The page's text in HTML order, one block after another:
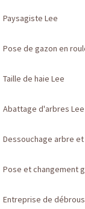
Paysagiste Lee
Pose de gazon en
Taille de haie Lee
Abattage d'arbres Lee
Dessouchage arbre et
Pose et changement
Entreprise de